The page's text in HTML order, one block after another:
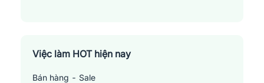
Việc làm HOT hiện nay
Bán hàng - Sale